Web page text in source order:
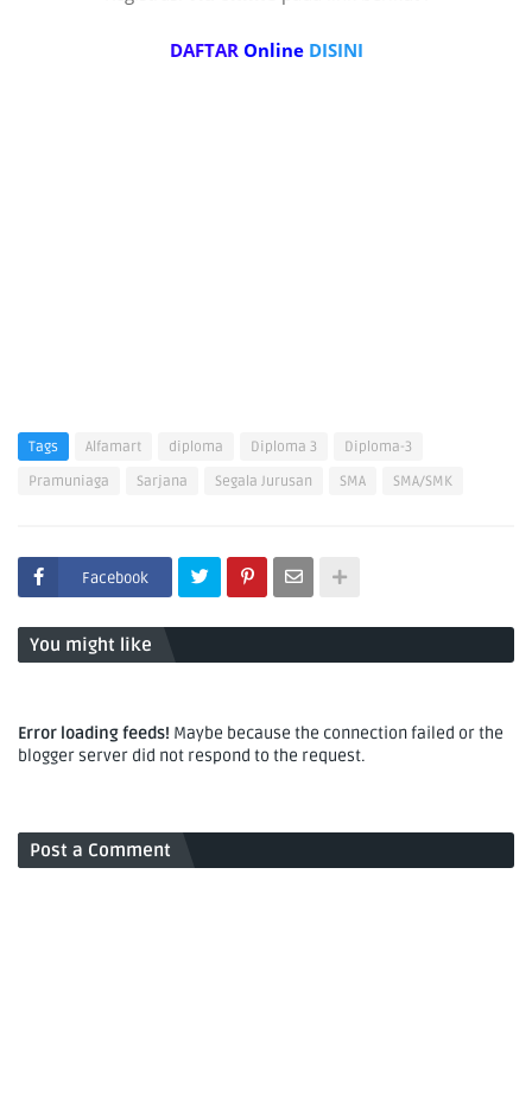
DAFTAROnline DISINI
Tags Alfamart diploma Diploma 3
Diploma-3
Pramuniaga
Sarjana Segala Jurusan SMA SMA/SMK
Facebook
You might like
Error loading feeds! Maybe because the connection failed or the
blogger server did not respond to the request.
Post a Comment